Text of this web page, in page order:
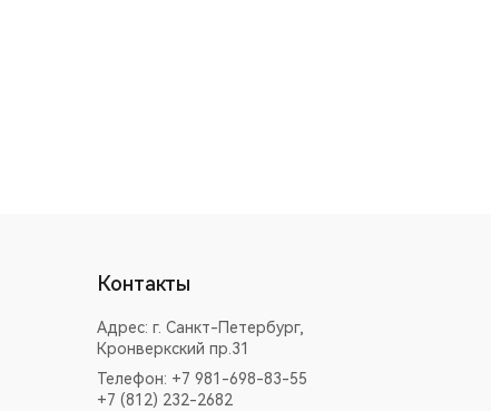
Контакты
Адрес:г. Санкт-Петербург,
Кронверкский пр.31
Телефон: +7 981-698-83-55
+7 (812) 232-2682